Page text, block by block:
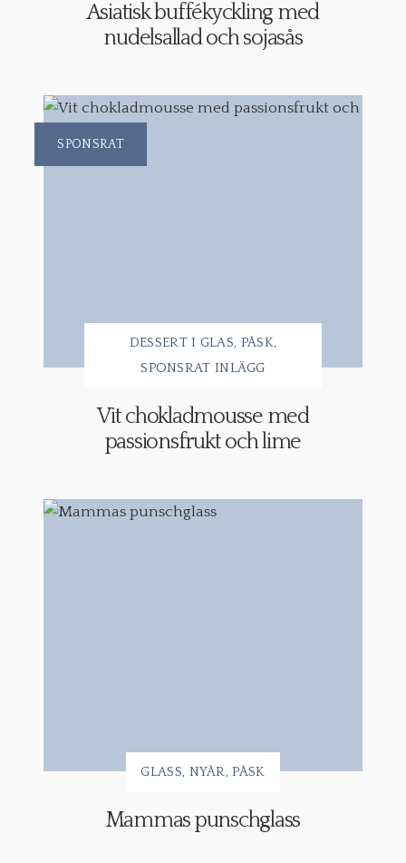
Asiatisk buffékyckling med
nudelsallad och sojasås
SPONSRAT
DESSERT I GLAS PÅSK
SPONSRAT INLÄGG
Vit chokladmousse med
passionsfrukt och lime
GLASS NYÅR PÅSK
Mammas punschglass